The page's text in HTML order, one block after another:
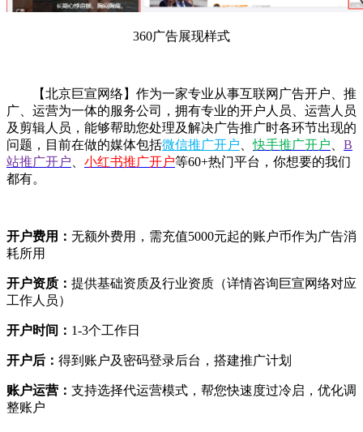
360广告展现样式
【北京巨宣网络】作为一家专业从事互联网广告开户、推
广、运营为一体的服务公司，拥有专业的开户人员、运营人员
及剪辑人员，能够帮助您处理及解决广告推广时各环节出现的
问题，目前在做的媒体包括微信推广开户、快手推广开户、 B
站推广开户、 小红书推广开户等60+热门平台，你想要的我们
都有。
开户费用： 无额外费用，需充值5000元起的账户币作为广告消
耗所用
开户资质： 提供基础资质及行业资质（详情咨询巨宣网络对应
工作人员）
开户时间： 1-3个工作日
开户后： 得到账户及密码登录后台，搭建推广计划
账户运营： 支持选择代运营模式，帮您快速度过冷启，优化调
整账户